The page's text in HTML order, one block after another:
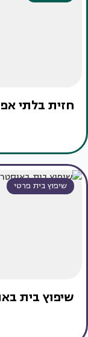
חזית בלתי
שיפוץ בית פרטי
שיפוץ בית